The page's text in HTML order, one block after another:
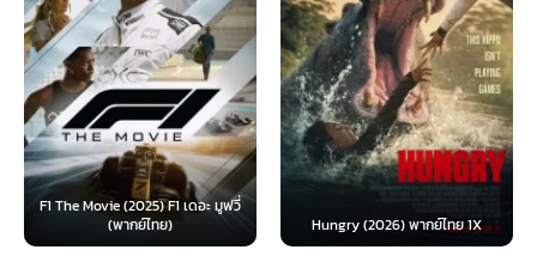
F1 The Movie (2025) F1 เดอะ มูฟวี่
(พากย์ไทย)
Hungry (2026) พากย์ไทย 1X